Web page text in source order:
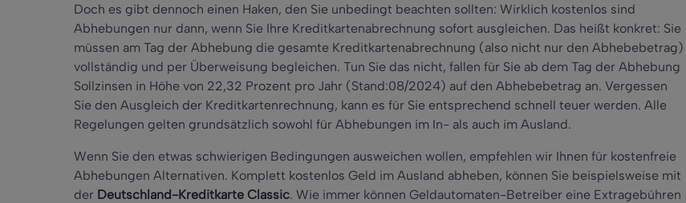
Doch es gibt dennoch einen Haken, den Sie unbedingt beachten sollten: Wirklich kostenlos sind
Abhebungen nur dann, wenn Sie Ihre Kreditkartenabrechnung sofort ausgleichen. Das heißt konkret: Sie
müssen am Tag der Abhebung die gesamte Kreditkartenabrechnung (also nicht nur den Abhebebetrag)
vollständig und per Überweisung begleichen. Tun Sie das nicht, fallen für Sie ab dem Tag der Abhebung
Sollzinsen in Höhe von 22,32 Prozent pro Jahr (Stand:08/2024) auf den Abhebebetrag an. Vergessen
Sie den Ausgleich der Kreditkartenrechnung, kann es für Sie entsprechend schnell teuer werden. Alle
Regelungen gelten grundsätzlich sowohl für Abhebungen im In- als auch im Ausland.
Wenn Sie den etwas schwierigen Bedingungen ausweichen wollen, empfehlen wir Ihnen für kostenfreie
Abhebungen Alternativen. Komplett kostenlos Geld im Ausland abheben, können Sie beispielsweise mit
der Deutschland-Kreditkarte Classic. Wie immer können Geldautomaten-Betreiber eine Extragebühren